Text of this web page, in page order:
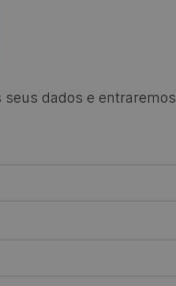
seus dados e entraremos